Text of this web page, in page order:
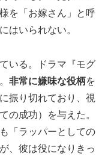
を「お嫁さん」と呼
はいられない。
いる。ドラマ『モグ
非常に嫌味な役柄を
振り切れており、視
の成功）を与えた。
「ラッパーとしての
、彼は役になりきっ